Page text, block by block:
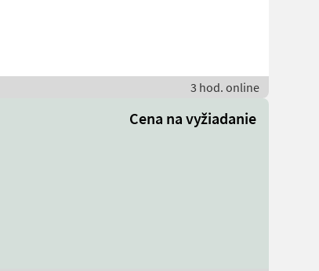
3 hod. online
Cena na vyžiadanie